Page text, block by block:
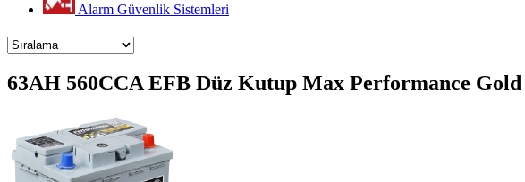
Alarm Güvenlik Sistemleri
63AH 560CCA EFB Düz Kutup Max Performance Gold